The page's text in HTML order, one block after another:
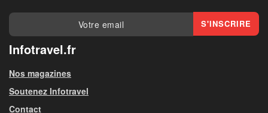
Infotravel.fr
Nos magazines
Soutenez Infotravel
Contact